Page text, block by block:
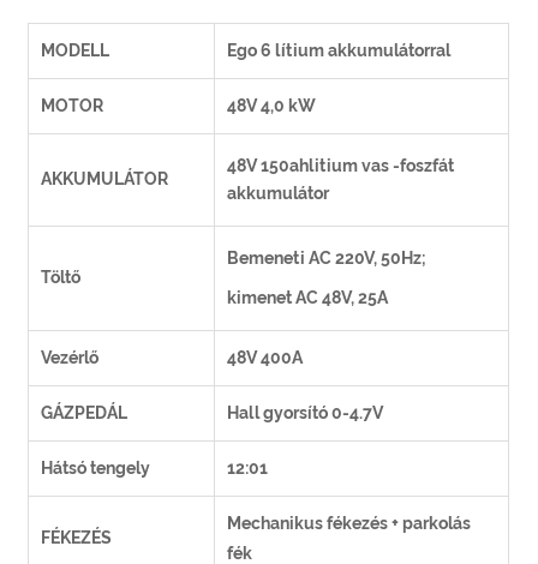
MODELL Ego 6 lítium akkumulátorral
MOTOR 48V 4,0 kW
AKKUMULÁTOR
48V 150ahlitium vas -foszfát
akkumulátor
Töltő
Bemeneti AC 220V, 50Hz;
kimenet AC 48V, 25A
Vezérlő 48V 400A
GÁZPEDÁL Hall gyorsító 0-4.7V
Hátsó tengely 12:01
FÉKEZÉS
Mechanikus fékezés + parkolás
fék